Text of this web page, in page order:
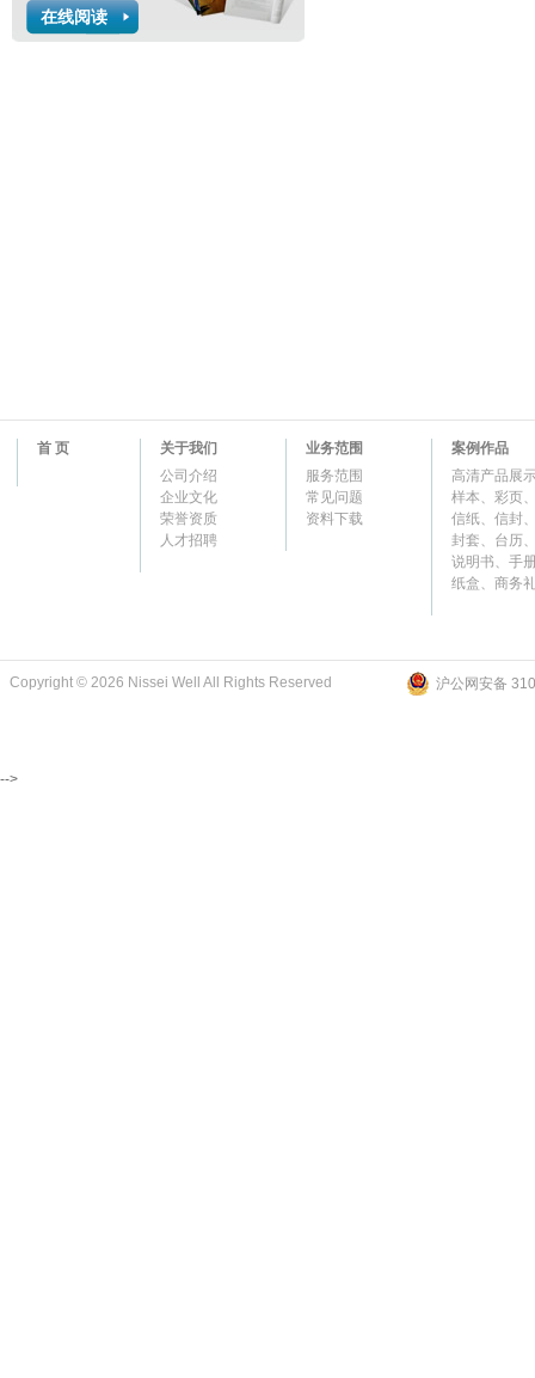
在线阅读
首 页
关于我们
公司介绍
企业文化
荣誉资质
人才招聘
业务范围
服务范围
常见问题
资料下载
案例作品
高清产品展
样本、彩页
信纸、信封
封套、台历
说明书、手
纸盒、商务
Copyright © 2026 Nissei Well All Rights Reserved 沪公网安备
-->